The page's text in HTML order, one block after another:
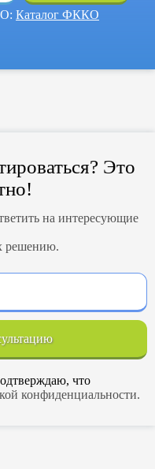
Каталог ФККО
Это
на интересующие
решению.
что
конфиденциальности.